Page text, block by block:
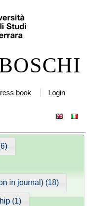
book Login
in journal) (18)
(1)